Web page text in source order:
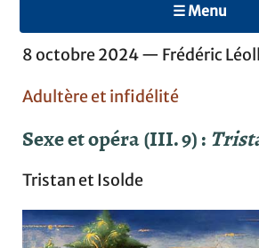
☰ Menu
8 octobre 2024 — Frédéric
Adultère et infidélité
Sexe et opéra (III. 9) :
Tristan et Isolde